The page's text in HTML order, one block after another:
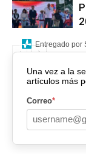
Una vez a la
artículos más
Correo*
Entregado por